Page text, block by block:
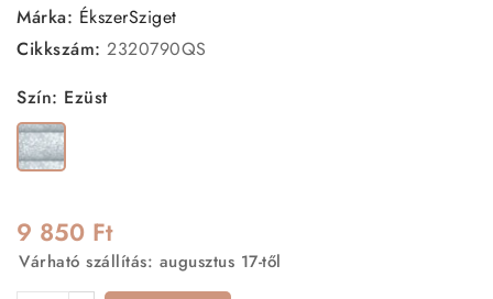
Márka: ÉkszerSziget
Cikkszám: 2320790QS
Szín: Ezüst
Ezüst
9 850 Ft
Várható szállítás: augusztus 17-től